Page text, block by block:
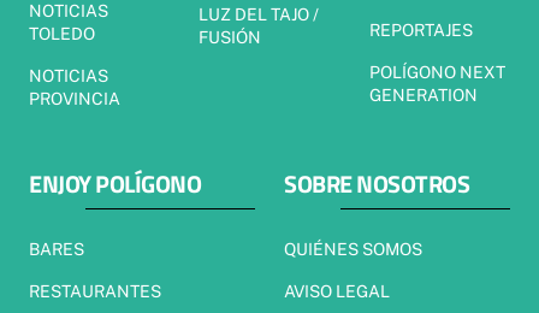
NOTICIAS
TOLEDO
NOTICIAS
PROVINCIA
LUZ DEL TAJO /
FUSIÓN
REPORTAJES
POLÍGONO NEXT
GENERATION
ENJOY POLÍGONO
BARES
RESTAURANTES
SOBRE NOSOTROS
QUIÉNES SOMOS
AVISO LEGAL